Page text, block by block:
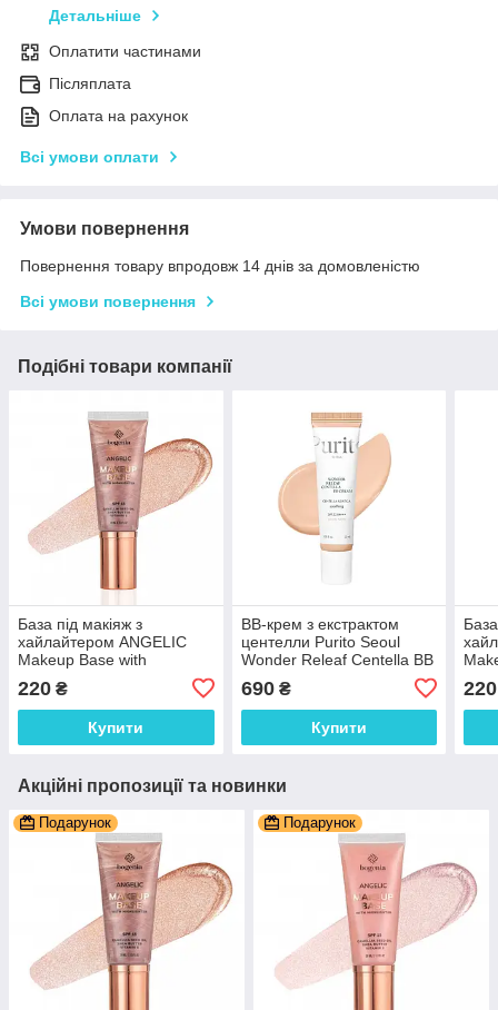
Детальніше
Оплатити частинами
Післяплата
Оплата на рахунок
Всі умови оплати
Умови повернення
Повернення товару впродовж 14 днів за домовленістю
Всі умови повернення
Подібні товари компанії
База під макіяж з
хайлайтером ANGELIC
Makeup Base with
тон 38 мл
220 ₴
Купити
BB-крем з екстрактом
центелли Purito Seoul
Wonder Releaf Centella BB
мл
690₴
Купити
тон
220
Акційні пропозиції та новинки
Подарунок Подарунок